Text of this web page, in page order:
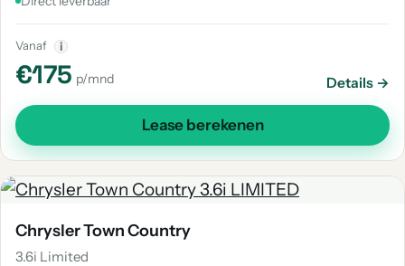
Vanaf i
€175 p/mnd Details →
Lease berekenen
Chrysler Town Country
3.6i Limited